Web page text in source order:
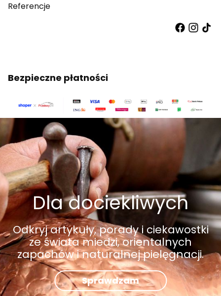
Referencje
Bezpieczne płatności
Dla dociekliwych
Odkryj artykuły, porady i ciekawostki
ze świata miedzi, orientalnych
zapachów i naturalnej pielęgnacji.
Sprawdzam